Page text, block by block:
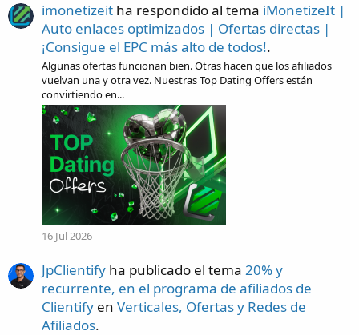
imonetizeit ha respondido al tema iMonetizeIt |
Auto enlaces optimizados | Ofertas directas |
¡Consigue el EPC más alto de todos!.
Algunas ofertas funcionan bien. Otras hacen que los afiliados
vuelvan una y otra vez. Nuestras Top Dating Offers están
convirtiendo en...
16 Jul 2026
JpClientify ha publicado el tema 20% y
recurrente, en el programa de afiliados de
Clientify en Verticales, Ofertas y Redes de
Afiliados.